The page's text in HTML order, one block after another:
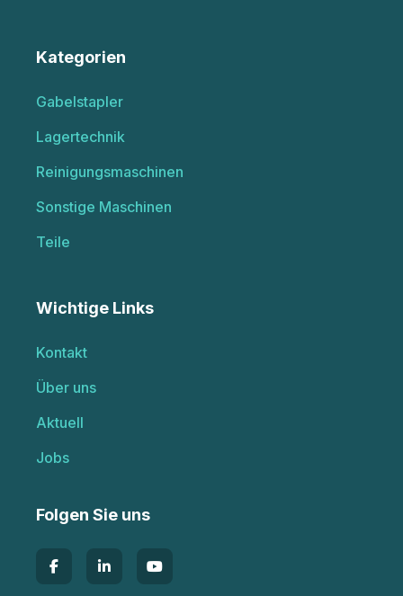
Kategorien
Gabelstapler
Lagertechnik
Reinigungsmaschinen
Sonstige Maschinen
Teile
Wichtige Links
Kontakt
Über uns
Aktuell
Jobs
Folgen Sie uns